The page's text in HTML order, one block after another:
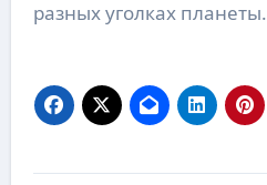
разных уголках планеты.